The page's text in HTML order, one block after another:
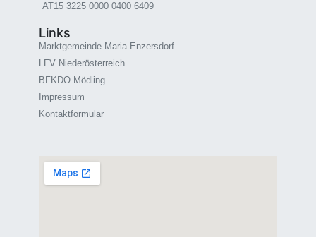
AT15 3225 0000 0400 6409
Links
Marktgemeinde Maria Enzersdorf
LFV Niederösterreich
BFKDO Mödling
Impressum
Kontaktformular